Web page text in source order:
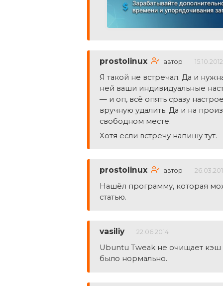
prostolinux автор 15.10.2012
Я такой не встречал. Да и
ней ваши индивидуальные
— и оп, всё опять сразу
вручную удалить. Да и на
свободном месте.
Хотя если встречу напишу тут.
prostolinux автор
Нашёл программу, которая
статью.
vasiliy 22.06.2014
Ubuntu Tweak не очищает кэш
было нормально.